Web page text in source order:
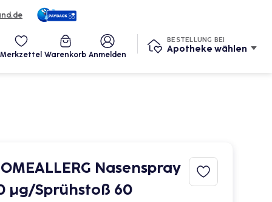
Merkzettel Warenkorb Anmelden
BESTELLUNG BEI
Apotheke wählen
Services
Nasenspray
μg/Sprühstoß 60